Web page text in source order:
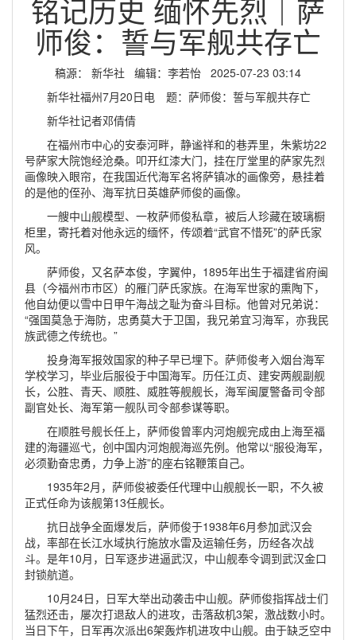
铭记历史 缅怀先烈｜萨
师俊：誓与军舰共存亡
稿源：​ 新华社 编辑：李若怡 2025-07-23 03:14
新华社福州7月20日电 题：萨师俊：誓与军舰共存亡
新华社记者邓倩倩
在福州市中心的安泰河畔，静谧祥和的巷弄里，朱紫坊22
号萨家大院饱经沧桑。叩开红漆大门，挂在厅堂里的萨家先烈
画像映入眼帘，在我国近代海军名将萨镇冰的画像旁，悬挂着
的是他的侄孙、海军抗日英雄萨师俊的画像。
一艘中山舰模型、一枚萨师俊私章，被后人珍藏在玻璃橱
柜里，寄托着对他永远的缅怀，传颂着“武官不惜死”的萨氏家
风。
萨师俊，又名萨本俊，字翼仲，1895年出生于福建省府闽
县（今福州市市区）的雁门萨氏家族。在海军世家的熏陶下，
他自幼便以雪中日甲午海战之耻为奋斗目标。他曾对兄弟说：
“强国莫急于海防，忠勇莫大于卫国，我兄弟宜习海军，亦我民
族武德之传统也。”
投身海军报效国家的种子早已埋下。萨师俊考入烟台海军
学校学习，毕业后服役于中国海军。历任江贞、建安两舰副舰
长，公胜、青天、顺胜、威胜等舰舰长，海军闽厦警备司令部
副官处长、海军第一舰队司令部参谋等职。
在顺胜号舰长任上，萨师俊曾率内河炮舰完成由上海至福
建的海疆巡弋，创中国内河炮舰海巡先例。他常以“服役海军，
必须勤奋忠勇，力争上游”的座右铭鞭策自己。
1935年2月，萨师俊被委任代理中山舰舰长一职，不久被
正式任命为该舰第13任舰长。
抗日战争全面爆发后，萨师俊于1938年6月参加武汉会
战，率部在长江水域执行施放水雷及运输任务，历经各次战
斗。是年10月，日军逐步进逼武汉，中山舰奉令调到武汉金口
封锁航道。
10月24日，日军大举出动袭击中山舰。萨师俊指挥战士们
猛烈还击，屡次打退敌人的进攻，击落敌机3架，激战数小时。
当日下午，日军再次派出6架轰炸机进攻中山舰。由于缺乏空中